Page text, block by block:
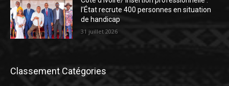
l’État recrute 400 personnes en situation
de handicap
31 juillet 2026
Classement Catégories